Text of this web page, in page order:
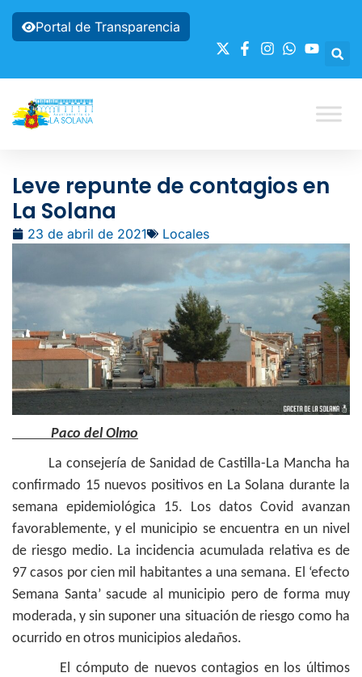
Portal de Transparencia
Leve repunte de contagios en
La Solana
23 de abril de 2021 Locales
Paco del Olmo
La consejería de Sanidad de Castilla-La Mancha ha
confirmado 15 nuevos positivos en La Solana durante la
semana epidemiológica 15. Los datos Covid avanzan
favorablemente, y el municipio se encuentra en un nivel
de riesgo medio. La incidencia acumulada relativa es de
97 casos por cien mil habitantes a una semana. El ‘efecto
Semana Santa’ sacude al municipio pero de forma muy
moderada, y sin suponer una situación de riesgo como ha
ocurrido en otros municipios aledaños.
El cómputo de nuevos contagios en los últimos